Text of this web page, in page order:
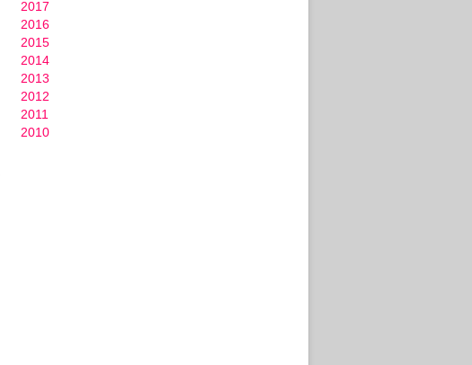
2017
2016
2015
2014
2013
2012
2011
2010